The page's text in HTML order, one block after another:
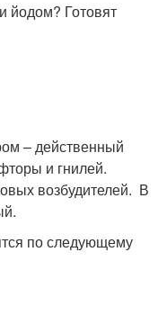
йодом? Готовят
– действенный
и гнилей.
возбудителей. В
по следующему